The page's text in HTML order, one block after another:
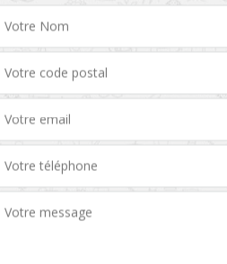
Entreprise abattage